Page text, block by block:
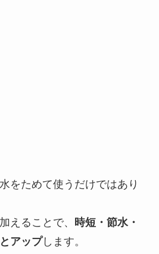
をためて使うだけではあり
えることで、 時短・節水・
アップします。